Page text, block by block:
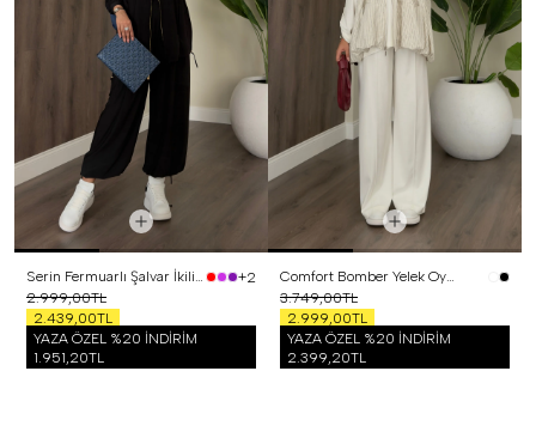
Serin Fermuarlı Şalvar İkili Takım Siyah
+2
2.999,00TL
2.439,00TL
YAZA ÖZEL %20 İNDİRİM
1.951,20TL
Comfort Bomber Yelek Oysh Üçlü Takım Beyaz
3.749,00TL
2.999,00TL
YAZA ÖZEL %20 İNDİRİM
2.399,20TL